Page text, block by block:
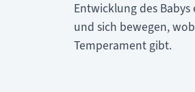
Entwicklung des
und sich bewegen,
Temperament gibt.